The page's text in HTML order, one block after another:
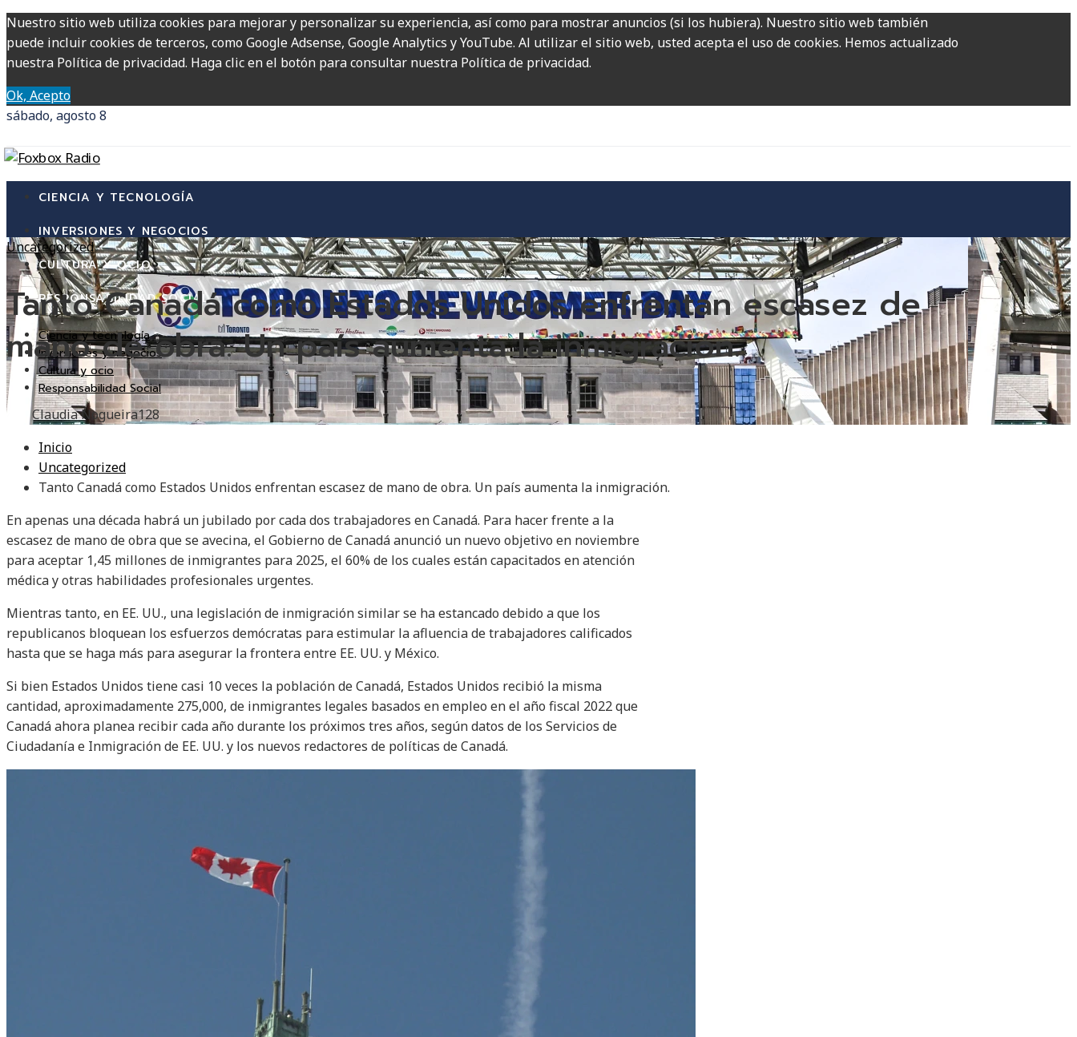
Nuestro sitio web utiliza cookies para mejorar y personalizar su experiencia, así como para mostrar anuncios (si los hubiera). Nuestro sitio web también
puede incluir cookies de terceros, como Google Adsense, Google Analytics y YouTube. Al utilizar el sitio web, usted acepta el uso de cookies. Hemos actualizado
nuestra Política de privacidad. Haga clic en el botón para consultar nuestra Política de privacidad.
Ok, Acepto
sábado, agosto 8
CIENCIA Y TECNOLOGÍA
INVERSIONES Y NEGOCIOS
CULTURA Y OCIO
RESPONSABILIDAD SOCIAL
Ciencia y tecnología
Inversiones y negocios
Cultura y ocio
Responsabilidad Social
Uncategorized
Tanto Canadá como Estados Unidos enfrentan escasez de
mano de obra. Un país aumenta la inmigración.
Claudia Nogueira128
Inicio
Uncategorized
Tanto Canadá como Estados Unidos enfrentan escasez de mano de obra. Un país aumenta la inmigración.
En apenas una década habrá un jubilado por cada dos trabajadores en Canadá. Para hacer frente a la
escasez de mano de obra que se avecina, el Gobierno de Canadá anunció un nuevo objetivo en noviembre
para aceptar 1,45 millones de inmigrantes para 2025, el 60% de los cuales están capacitados en atención
médica y otras habilidades profesionales urgentes.
Mientras tanto, en EE. UU., una legislación de inmigración similar se ha estancado debido a que los
republicanos bloquean los esfuerzos demócratas para estimular la afluencia de trabajadores calificados
hasta que se haga más para asegurar la frontera entre EE. UU. y México.
Si bien Estados Unidos tiene casi 10 veces la población de Canadá, Estados Unidos recibió la misma
cantidad, aproximadamente 275,000, de inmigrantes legales basados ​​en empleo en el año fiscal 2022 que
Canadá ahora planea recibir cada año durante los próximos tres años, según datos de los Servicios de
Ciudadanía e Inmigración de EE. UU. y los nuevos redactores de políticas de Canadá.